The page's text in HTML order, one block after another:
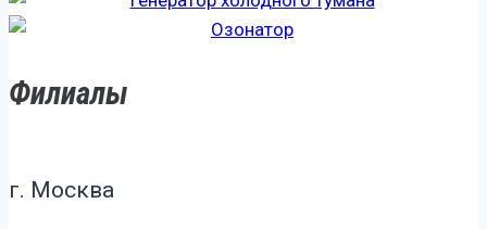
Филиалы
г. Москва